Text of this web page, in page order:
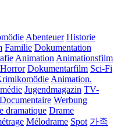
Abenteuer Historie
Familie Dokumentation
Animation Animationsfilm
Horror Dokumentarfilm Sci-Fi
Animation.
Jugendmagazin TV-
Documentaire Werbung
dramatique Drame
Mélodrame Spot 가족